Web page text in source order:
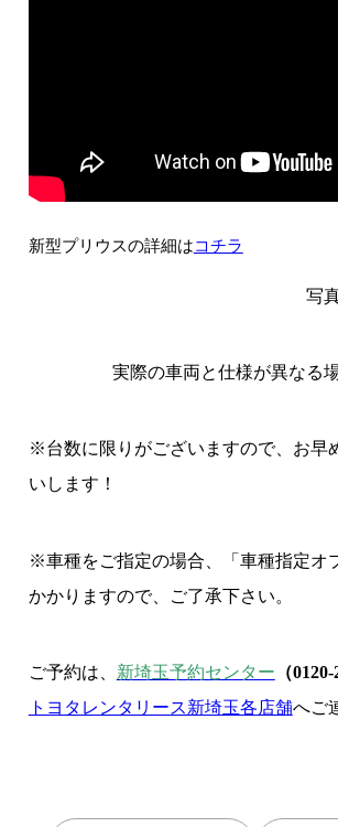
新型プリウスの詳細はコチラ
写
実際の車両と仕様が異なる
※台数に限りがございますので、お早
いします！
※車種をご指定の場合、「車種指定オ
かかりますので、ご了承下さい。
ご予約は、 新埼玉予約センター （
トヨタレンタリース新埼玉各店舗へご